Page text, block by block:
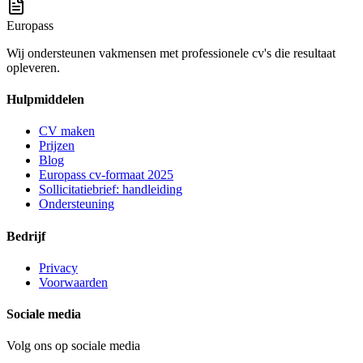
Europass
Wij ondersteunen vakmensen met professionele cv's die resultaat
opleveren.
Hulpmiddelen
CV maken
Prijzen
Blog
Europass cv-formaat 2025
Sollicitatiebrief: handleiding
Ondersteuning
Bedrijf
Privacy
Voorwaarden
Sociale media
Volg ons op sociale media